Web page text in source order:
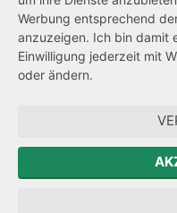
Datenschutz
Transparenzanspruch
Forum Mitteleuropa
Der Sächsische
Werbung entsprechend
anzuzeigen. Ich bin damit
Einwilligung jederzeit mit
oder ändern.